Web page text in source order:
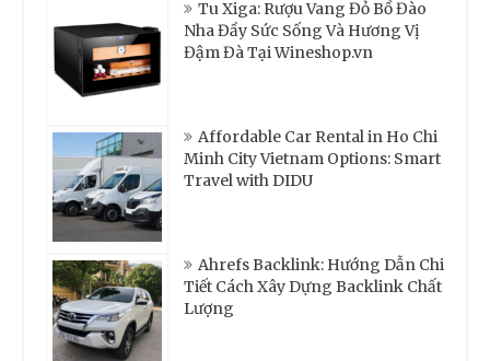
Tu Xiga: Rượu Vang Đỏ Bồ Đào
Nha Đầy Sức Sống Và Hương Vị
Đậm Đà Tại Wineshop.vn
Affordable Car Rental in Ho Chi
Minh City Vietnam Options: Smart
Travel with DIDU
Ahrefs Backlink: Hướng Dẫn Chi
Tiết Cách Xây Dựng Backlink Chất
Lượng